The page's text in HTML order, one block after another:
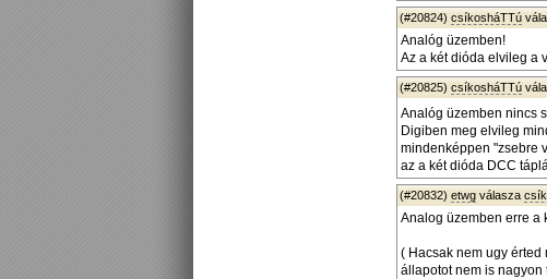
(#20824) csíkosháTTú
Analóg üzemben!
Az a két dióda elvileg a
(#20825) csíkosháTTú
Analóg üzemben nincs
Digiben meg elvileg
mindenképpen "zsebre
az a két dióda DCC
(#20832) etwg válasza
Analog üzemben erre a
( Hacsak nem ugy
állapotot nem is